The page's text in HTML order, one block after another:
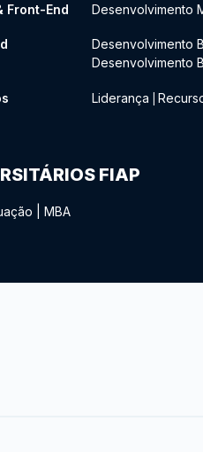
Front-End Desenvolvimento
Desenvolvimento
Desenvolvimento
Liderança
FIAP
MBA